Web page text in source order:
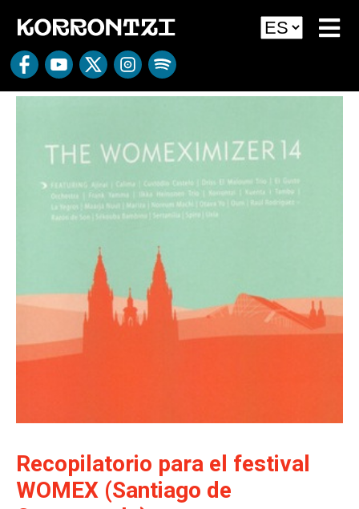
Recopilatorio para el festival
WOMEX (Santiago de